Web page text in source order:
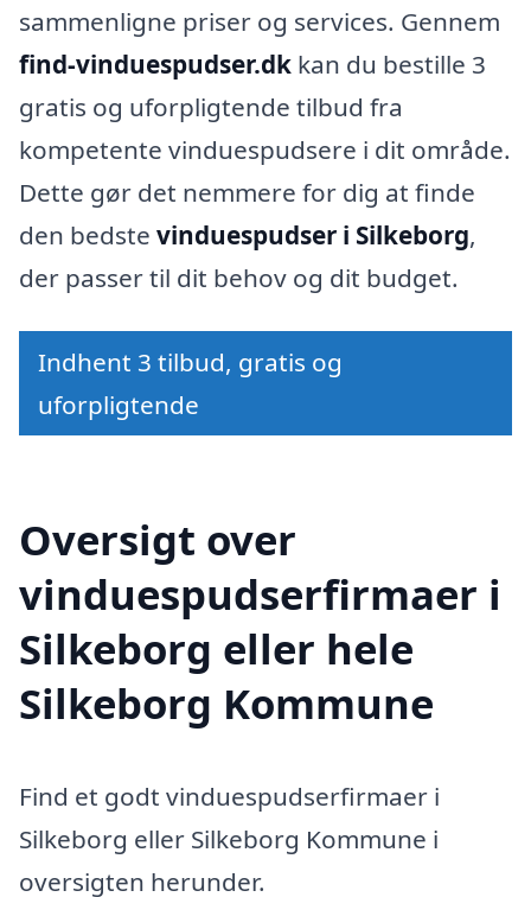
sammenligne priser og services. Gennem
find-vinduespudser.dk kan du bestille 3
gratis og uforpligtende tilbud fra
kompetente vinduespudsere i dit område.
Dette gør det nemmere for dig at finde
den bedste vinduespudser i Silkeborg,
der passer til dit behov og dit budget.
Indhent 3 tilbud, gratis og
uforpligtende
Oversigt over
vinduespudserfirmaer i
Silkeborg eller hele
Silkeborg Kommune
Find et godt vinduespudserfirmaer i
Silkeborg eller Silkeborg Kommune i
oversigten herunder.